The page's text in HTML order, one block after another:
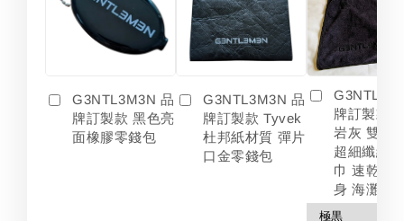
G3NTL3M3N 品
牌訂製款 黑色亮
面橡膠零錢包
G3NTL3M3N 品
牌訂製款 Tyvek
杜邦紙材質 彈片
口金零錢包
牌訂製款
岩灰 雙色
超細纖維
巾 速乾 吸
身 海灘